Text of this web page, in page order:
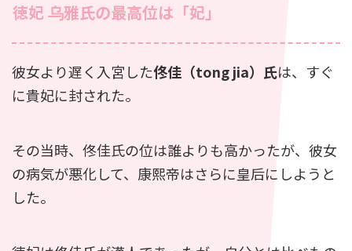
徳妃 乌雅氏の最高位は「妃」
彼女より遅く入宮した佟佳（tong jia）氏は、すぐ
に貴妃に封された。
その当時、佟佳氏の位は誰よりも高かったが、彼女
の病気が悪化して、康熙帝はさらに皇后にしようと
した。